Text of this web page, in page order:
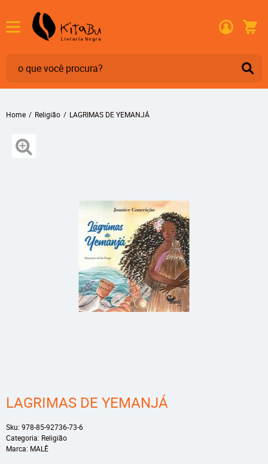
Home Religião LAGRIMAS DE YEMANJÁ
LAGRIMAS DE YEMANJÁ
Sku: 978-85-92736-73-6
Categoria: Religião
Marca: MALÊ